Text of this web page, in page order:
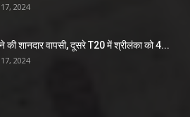
2024
ने की शानदार वापसी, दूसरे T20 में श्रीलंका को 4...
2024